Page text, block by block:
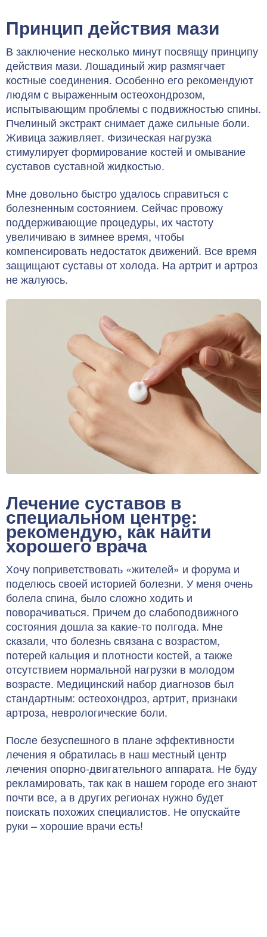
Принцип действия мази
В заключение несколько минут посвящу принципу
действия мази. Лошадиный жир размягчает
костные соединения. Особенно его рекомендуют
людям с выраженным остеохондрозом,
испытывающим проблемы с подвижностью спины.
Пчелиный экстракт снимает даже сильные боли.
Живица заживляет. Физическая нагрузка
стимулирует формирование костей и омывание
суставов суставной жидкостью.
Мне довольно быстро удалось справиться с
болезненным состоянием. Сейчас провожу
поддерживающие процедуры, их частоту
увеличиваю в зимнее время, чтобы
компенсировать недостаток движений. Все время
защищают суставы от холода. На артрит и артроз
не жалуюсь.
Лечение суставов в
специальном центре:
рекомендую, как найти
хорошего врача
Хочу поприветствовать «жителей» и форума и
поделюсь своей историей болезни. У меня очень
болела спина, было сложно ходить и
поворачиваться. Причем до слабоподвижного
состояния дошла за какие-то полгода. Мне
сказали, что болезнь связана с возрастом,
потерей кальция и плотности костей, а также
отсутствием нормальной нагрузки в молодом
возрасте. Медицинский набор диагнозов был
стандартным: остеохондроз, артрит, признаки
артроза, неврологические боли.
После безуспешного в плане эффективности
лечения я обратилась в наш местный центр
лечения опорно-двигательного аппарата. Не буду
рекламировать, так как в нашем городе его знают
почти все, а в других регионах нужно будет
поискать похожих специалистов. Не опускайте
руки – хорошие врачи есть!